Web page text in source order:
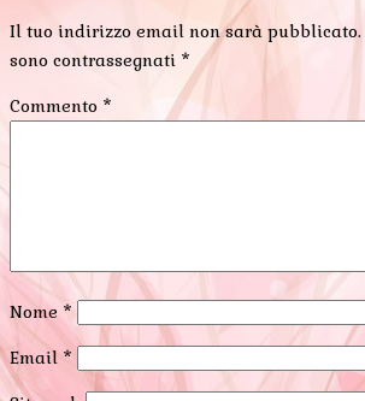
Il tuo indirizzo email non sarà pubblicato.
sono contrassegnati *
Commento *
Nome *
Email *